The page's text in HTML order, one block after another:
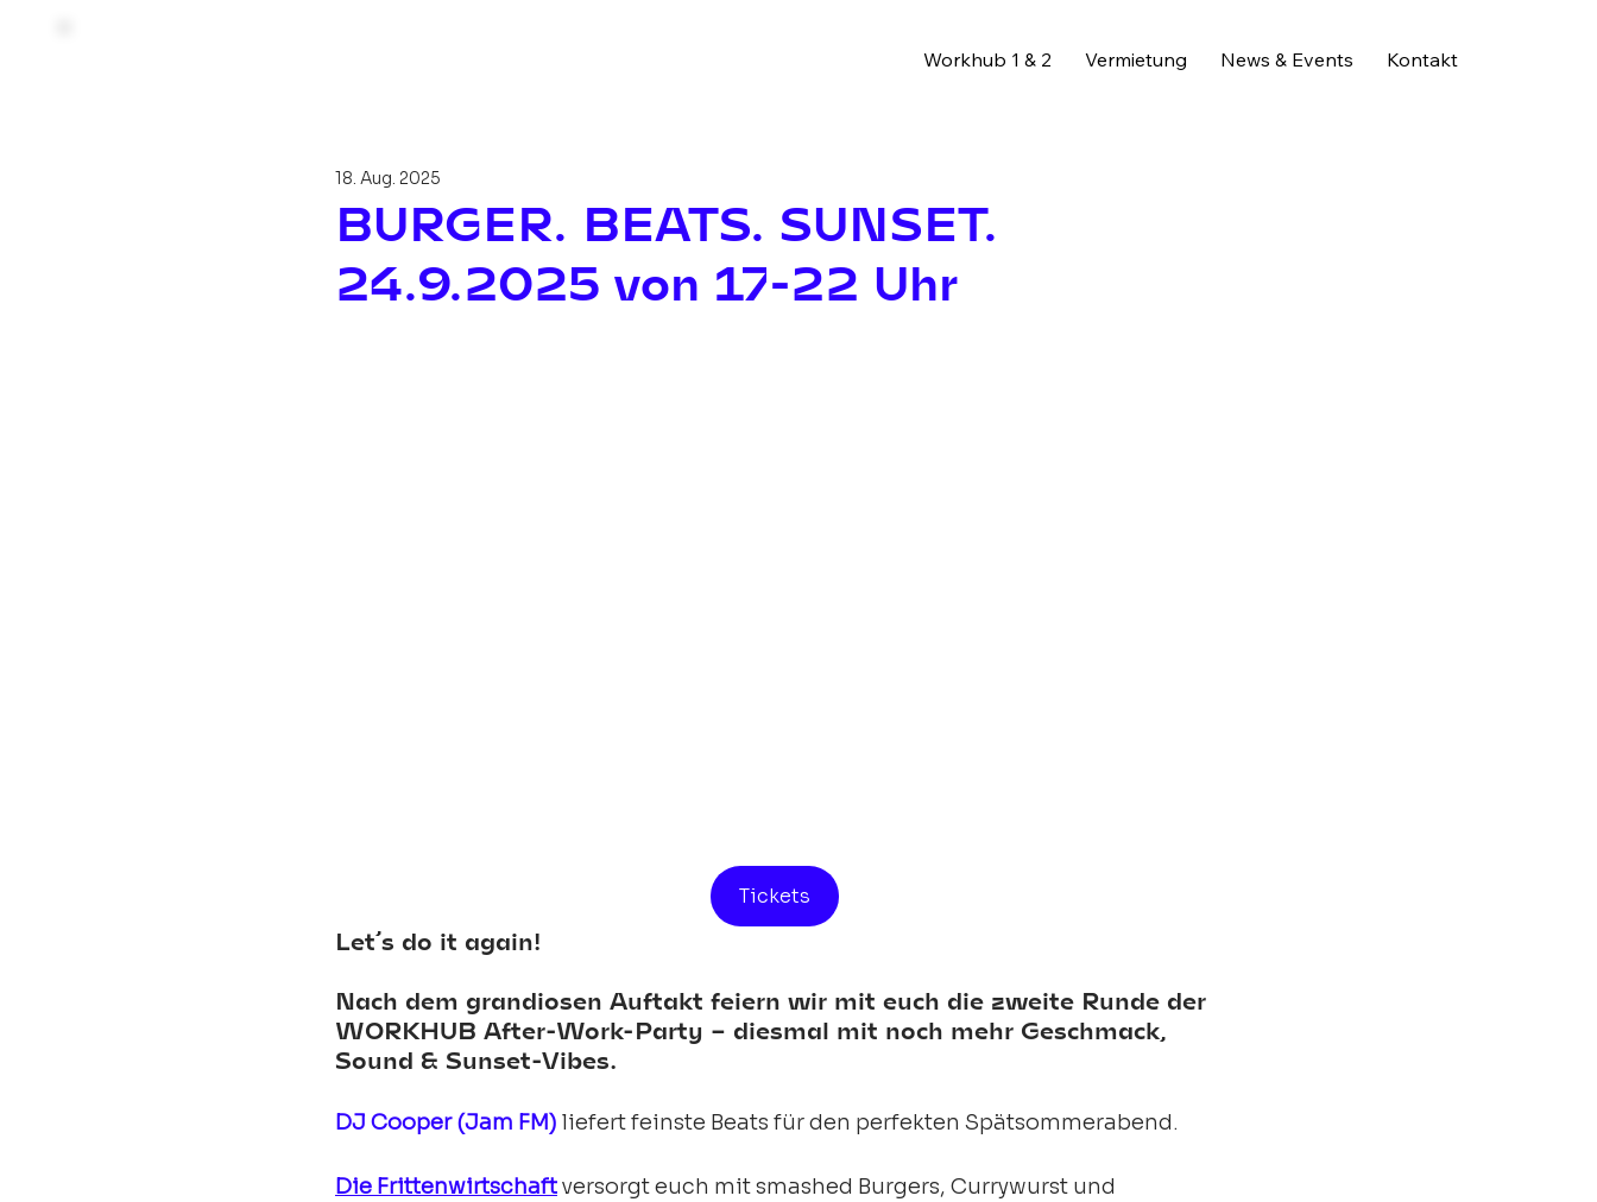
Workhub 1 & 2 Vermietung News & Events Kontakt
BURGER. BEATS. SUNSET.
24.9.2025 von 17-22 Uhr
18. Aug. 2025
Tickets
Let’s do it again!
Nach dem grandiosen Auftakt feiern wir mit euch die zweite Runde der
WORKHUB After-Work-Party – diesmal mit noch mehr Geschmack,
Sound & Sunset-Vibes.
DJ Cooper (Jam FM) liefert feinste Beats für den perfekten Spätsommerabend.
Die Frittenwirtschaft versorgt euch mit smashed Burgers, Currywurst und